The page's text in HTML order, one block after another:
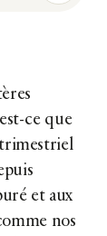
ce que
et aux
nos